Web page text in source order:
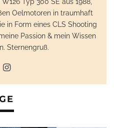
Oelmotoren in traumhaft
in Form eines CLS Shooting
Passion & mein Wissen
Sternengruß.